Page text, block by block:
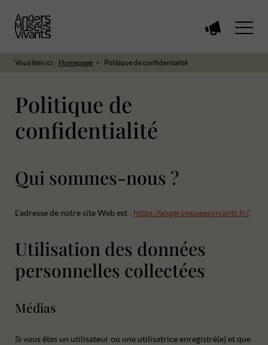
les
Vous êtes ici : Homepage Politique de confidentialité
Politique de
confidentialité
Qui sommes-nous ?
L’adresse de notre site Web est : https://angersmuseesvivants.fr/.
Utilisation des données
personnelles collectées
Médias
Si vous êtes un utilisateur ou une utilisatrice enregistré(e) et que